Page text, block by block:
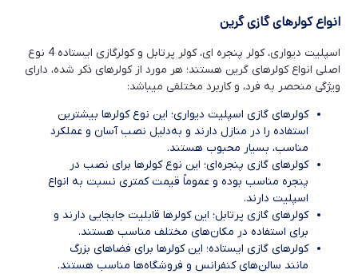
انواع کولرهای گازی گرین
اسپلیت دیواری، کولر پنجره ای، کولر پرتابل و کولرگازی ایستاده 4 نوع
اصلی انواع کولرهای گرین هستند؛ هر مورد از کولرهای ذکر شده، دارای
ویژگی منحصر به فرد، و کاربرد مختلفی میباشد:
کولرهای گازی اسپلیت دیواری؛ این نوع کولرها بیشترین
استفاده را در منازل دارند و به‌دلیل نصب آسان و عملکرد
مناسب، بسیار محبوب هستند.
کولرهای گازی پنجره‌ای؛ این نوع کولرها برای نصب در
پنجره مناسب بوده و عموماً قیمت کمتری نسبت به انواع
اسپلیت دارند.
کولرهای گازی پرتابل؛ این کولرها قابلیت جابجایی دارند و
برای استفاده در مکان‌های مختلف مناسب هستند.
کولرهای گازی ایستاده؛ این کولرها برای فضاهای بزرگ
مانند سالن‌های کنفرانس و فروشگاه‌ها مناسب هستند.